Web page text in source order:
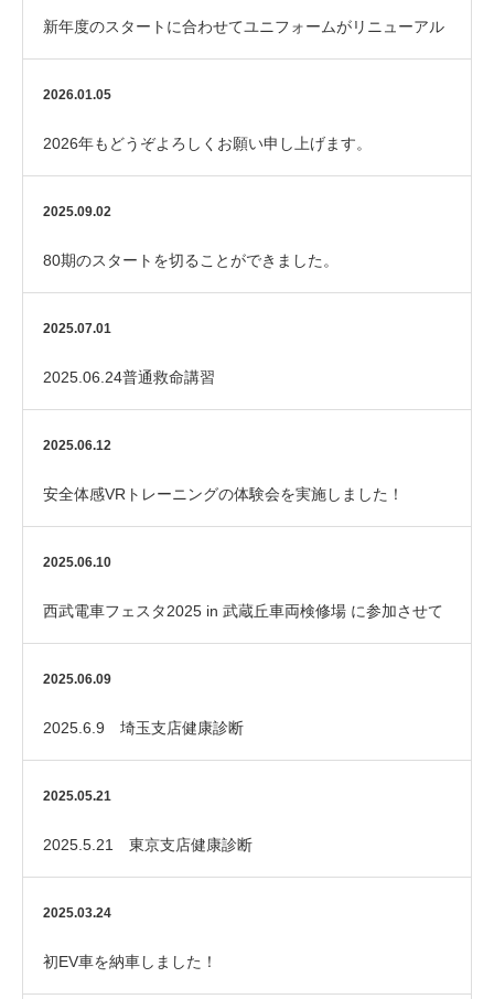
新年度のスタートに合わせてユニフォームがリニューアル
しました！
2026.01.05
2026年もどうぞよろしくお願い申し上げます。
2025.09.02
80期のスタートを切ることができました。
2025.07.01
2025.06.24普通救命講習
2025.06.12
安全体感VRトレーニングの体験会を実施しました！
2025.06.10
西武電車フェスタ2025 in 武蔵丘車両検修場 に参加させて
いただきました！
2025.06.09
2025.6.9 埼玉支店健康診断
2025.05.21
2025.5.21 東京支店健康診断
2025.03.24
初EV車を納車しました！